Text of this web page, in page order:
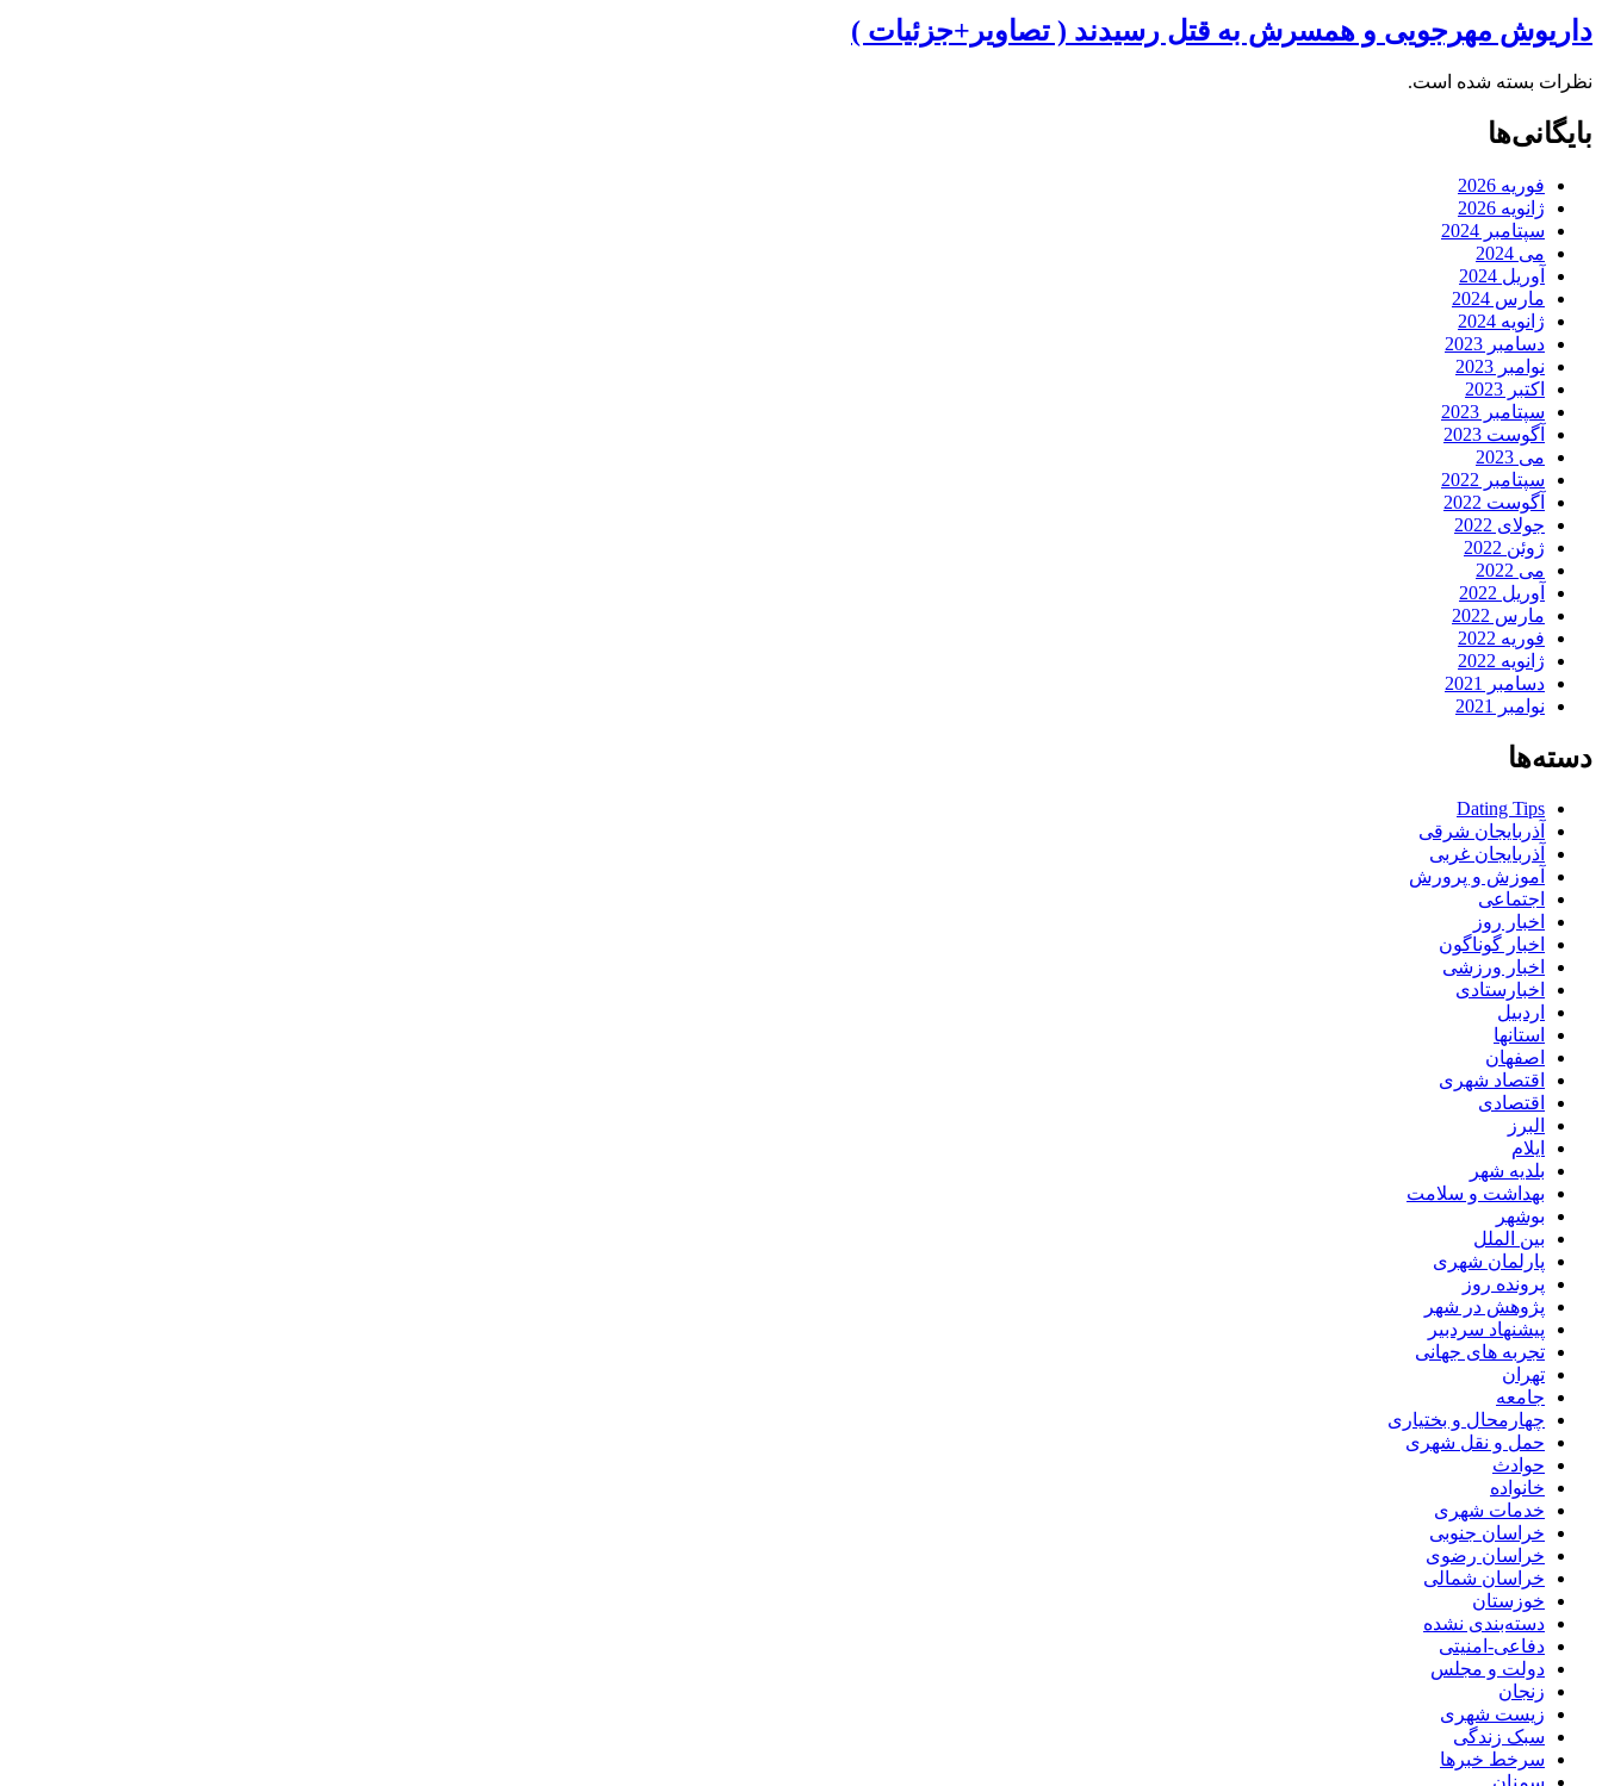
داریوش مهرجویی و همسرش به قتل رسیدند ( تصاویر+جزئیات )
نظرات بسته شده است.
بایگانی‌ها
فوریه 2026
ژانویه 2026
سپتامبر 2024
می 2024
آوریل 2024
مارس 2024
ژانویه 2024
دسامبر 2023
نوامبر 2023
اکتبر 2023
سپتامبر 2023
آگوست 2023
می 2023
سپتامبر 2022
آگوست 2022
جولای 2022
ژوئن 2022
می 2022
آوریل 2022
مارس 2022
فوریه 2022
ژانویه 2022
دسامبر 2021
نوامبر 2021
دسته‌ها
Dating Tips
آذربایجان شرقی
آذربایجان غربی
آموزش و پرورش
اجتماعی
اخبار روز
اخبار گوناگون
اخبار ورزشی
اخبارستادی
اردبیل
استانها
اصفهان
اقتصاد شهری
اقتصادی
البرز
ایلام
بلدیه شهر
بهداشت و سلامت
بوشهر
بین الملل
پارلمان شهری
پرونده روز
پژوهش در شهر
پیشنهاد سردبیر
تجربه های جهانی
تهران
جامعه
چهارمحال و بختیاری
حمل و نقل شهری
حوادث
خانواده
خدمات شهری
خراسان جنوبی
خراسان رضوی
خراسان شمالی
خوزستان
دسته‌بندی نشده
دفاعی-امنیتی
دولت و مجلس
زنجان
زیست شهری
سبک زندگی
سرخط خبرها
سمنان